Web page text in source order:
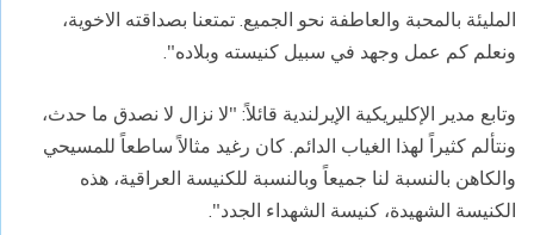
المليئة بالمحبة والعاطفة نحو الجميع. تمتعنا بصداقته الاخوية،
ونعلم كم عمل وجهد في سبيل كنيسته وبلاده".
وتابع مدير الإكليريكية الإيرلندية قائلاً: "لا نزال لا نصدق ما حدث،
ونتألم كثيراً لهذا الغياب الدائم. كان رغيد مثالاً ساطعاً للمسيحي
والكاهن بالنسبة لنا جميعاً وبالنسبة للكنيسة العراقية، هذه
الكنيسة الشهيدة، كنيسة الشهداء الجدد".